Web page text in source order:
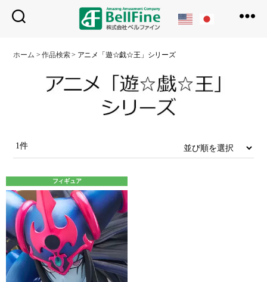
フ
イ
ン
ホーム >作品検索> アニメ「遊☆戯☆王」シリーズ
1件
フィギュア